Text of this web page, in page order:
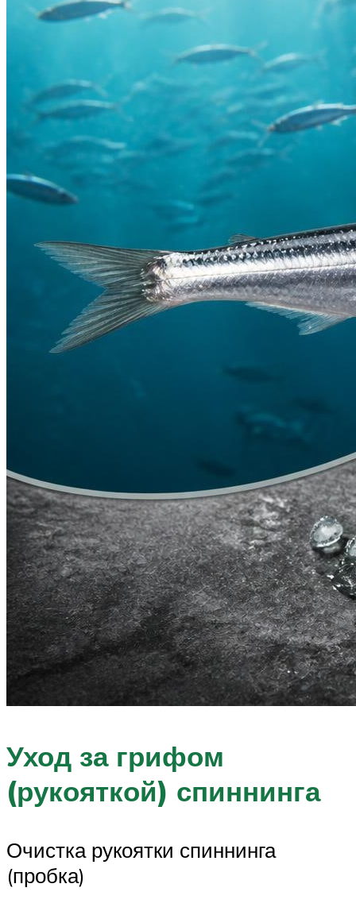
Уход за грифом
(рукояткой) спиннинга
Очистка рукоятки спиннинга
(пробка)